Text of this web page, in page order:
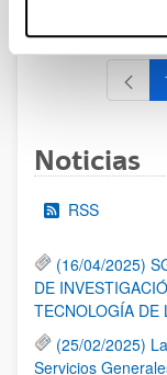
al 30/07/2026
Noticias
RSS
(16/04/2025)
DE
TECNOLOGÍA DE
(25/02/2025)
Servicios